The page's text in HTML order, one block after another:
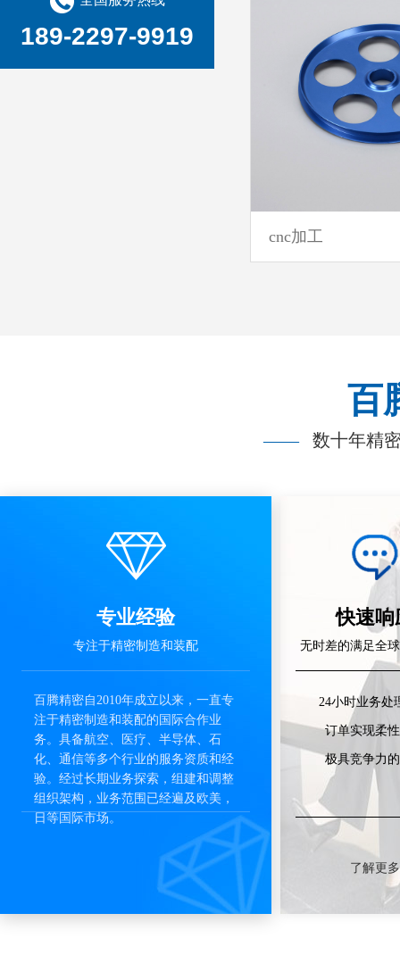
189-2297-9919
cnc加工
百
—— 数十年精
专业经验
专注于精密制造和装配
百腾精密自2010年成立以来，一直专
注于精密制造和装配的国际合作业
务。具备航空、医疗、半导体、石
化、通信等多个行业的服务资质和经
验。经过长期业务探索，组建和调整
组织架构，业务范围已经遍及欧美，
日等国际市场。
快速响
无时差的满足全
24小时业务处
订单实现柔
极具竞争力
了解更多